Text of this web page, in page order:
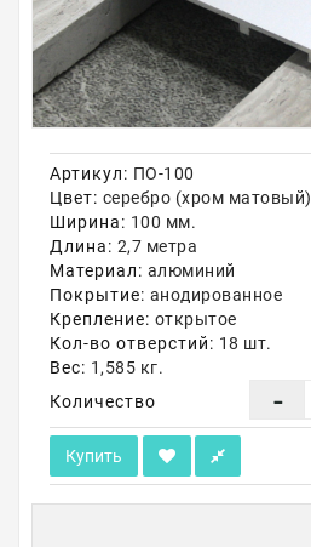
Доставка
Самовывоз
Акции
Артикул: ПО-100
Цвет: серебро (хром матовый)
Ширина: 100 мм.
Длина: 2,7 метра
Материал: алюминий
Покрытие: анодированное
Крепление: открытое
Кол-во отверстий: 18 шт.
Вес: 1,585 кг.
Количество
Купить